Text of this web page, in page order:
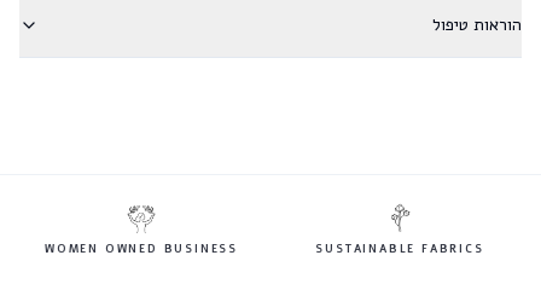
הוראות טיפול
WOMEN OWNED BUSINESS SUSTAINABLE FABRICS